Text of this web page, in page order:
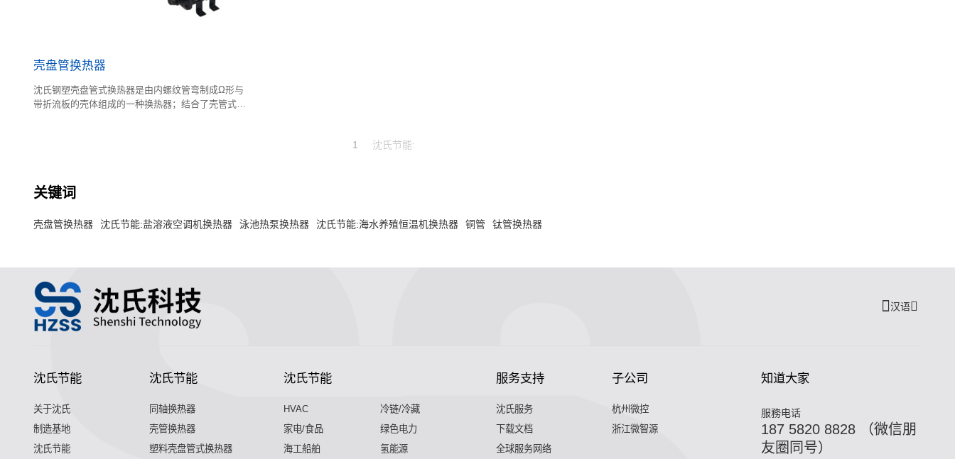
壳盘管换热器
沈氏钢塑壳盘管式换热器是由内螺纹管弯制成Ω形与
带折流板的壳体组成的一种换热器；结合了壳管式换
1 沈氏节能:
关键词
壳盘管换热器 沈氏节能:盐溶液空调机换热器 泳池热泵换热器 沈氏节能:海水养殖恒温机换热器 铜管 钛管换热器
汉语
沈氏节能
关于沈氏
制造基地
沈氏节能
沈氏节能
同轴换热器
壳管换热器
塑料壳盘管式换热器
沈氏节能
HVAC
冷链/冷藏
家电/食品
绿色电力
海工船舶
氢能源
服务支持
沈氏服务
下载文档
全球服务网络
子公司
杭州微控
浙江微智源
知道大家
服務电话
187 5820 8828 （微信朋
友圈同号）